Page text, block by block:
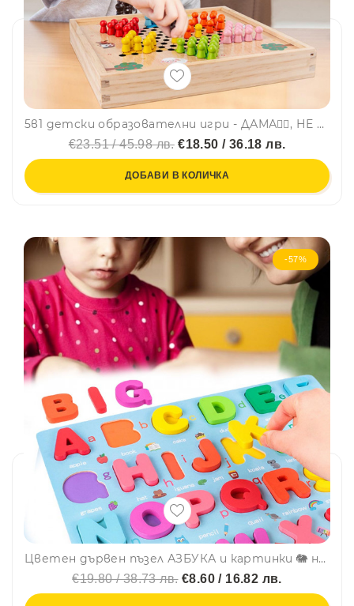
5в1 детски образователни игри - ДАМА🕴🏻, НЕ СЕ СЪРДИ ЧОВЕЧЕ🎲, ЛАБИРИНТ🐍, БЯЛА ДЪСКА ⬜ и МАДЖОНГ💥 BT02, BF23
€23.51 / 45.98 лв.€18.50 / 36.18 лв.
ДОБАВИ В КОЛИЧКА
-57%
Цветен дървен пъзел АЗБУКА и картинки 🐘 на дъска със значение на английски език CQ05, BF23
€19.80 / 38.73 лв.€8.60 / 16.82 лв.